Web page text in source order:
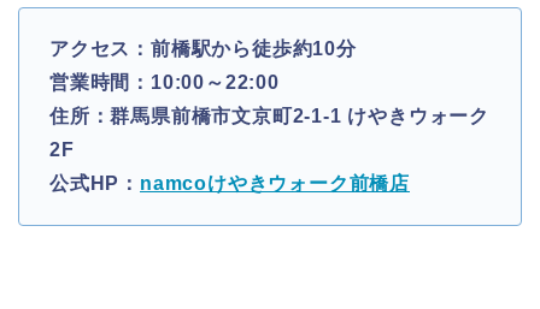
アクセス：前橋駅から徒歩約10分
営業時間：10:00～22:00
住所：群馬県前橋市文京町2-1-1 けやきウォーク
2F
公式HP： namcoけやきウォーク前橋店